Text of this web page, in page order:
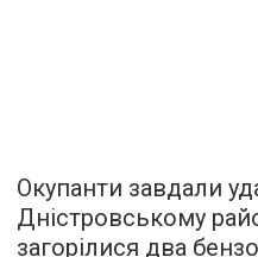
Окупанти завдали
Дністровському
загорілися два